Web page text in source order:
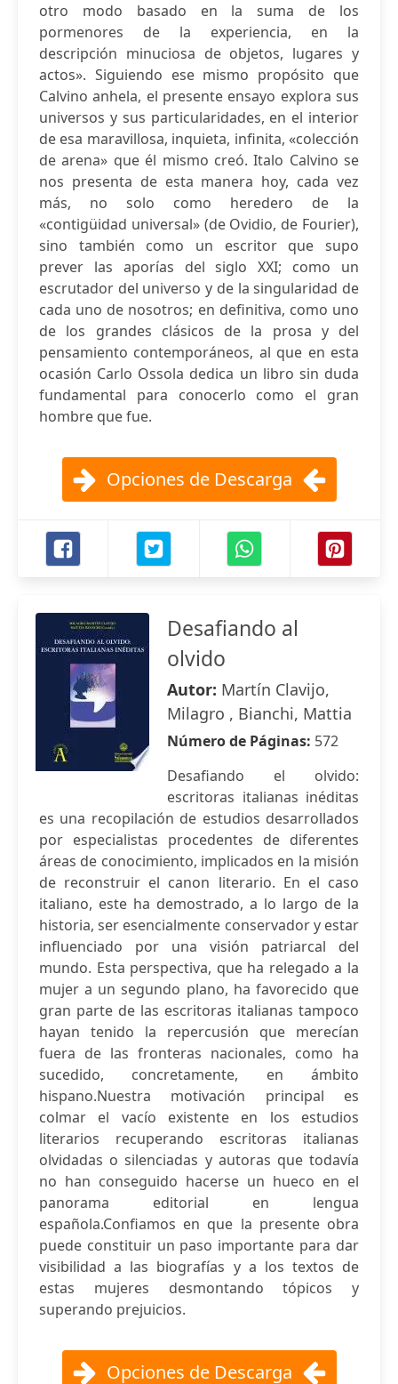
otro modo basado en la suma de los
pormenores de la experiencia, en la
descripción minuciosa de objetos, lugares y
actos». Siguiendo ese mismo propósito que
Calvino anhela, el presente ensayo explora sus
universos y sus particularidades, en el interior
de esa maravillosa, inquieta, infinita, «colección
de arena» que él mismo creó. Italo Calvino se
nos presenta de esta manera hoy, cada vez
más, no solo como heredero de la
«contigüidad universal» (de Ovidio, de Fourier),
sino también como un escritor que supo
prever las aporías del siglo XXI; como un
escrutador del universo y de la singularidad de
cada uno de nosotros; en definitiva, como uno
de los grandes clásicos de la prosa y del
pensamiento contemporáneos, al que en esta
ocasión Carlo Ossola dedica un libro sin duda
fundamental para conocerlo como el gran
hombre que fue.
Opciones de Descarga
Desafiando al
olvido
Autor: Martín Clavijo,
Milagro , Bianchi, Mattia
Número de Páginas: 572
Desafiando el olvido:
escritoras italianas inéditas
es una recopilación de estudios desarrollados
por especialistas procedentes de diferentes
áreas de conocimiento, implicados en la misión
de reconstruir el canon literario. En el caso
italiano, este ha demostrado, a lo largo de la
historia, ser esencialmente conservador y estar
influenciado por una visión patriarcal del
mundo. Esta perspectiva, que ha relegado a la
mujer a un segundo plano, ha favorecido que
gran parte de las escritoras italianas tampoco
hayan tenido la repercusión que merecían
fuera de las fronteras nacionales, como ha
sucedido, concretamente, en ámbito
hispano.Nuestra motivación principal es
colmar el vacío existente en los estudios
literarios recuperando escritoras italianas
olvidadas o silenciadas y autoras que todavía
no han conseguido hacerse un hueco en el
panorama editorial en lengua
española.Confiamos en que la presente obra
puede constituir un paso importante para dar
visibilidad a las biografías y a los textos de
estas mujeres desmontando tópicos y
superando prejuicios.
Opciones de Descarga